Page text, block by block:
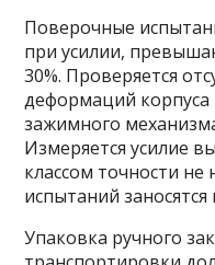
Поверочные
при усилии,
30%. Проверяется
деформаций корпуса
зажимного
Измеряется усилие
классом точности не
испытаний
Упаковка ручного